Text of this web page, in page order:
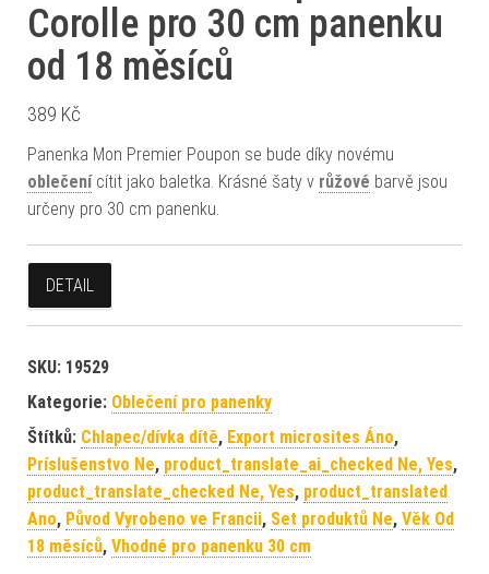
Corolle pro 30 cm panenku
od 18 měsíců
389 Kč
Panenka Mon Premier Poupon se bude díky novému
oblečenícítit jako baletka. Krásné šaty v růžové barvě jsou
určeny pro 30 cm panenku.
DETAIL
SKU: 19529
Kategorie: Oblečení pro panenky
Štítků: Chlapec/dívka dítě, Export microsites Áno,
Príslušenstvo Ne, product_translate_ai_checked Ne, Yes,
product_translate_checked Ne, Yes, product_translated
Ano, Původ Vyrobeno ve Francii, Set produktů Ne, Věk Od
18 měsíců, Vhodné pro panenku 30 cm